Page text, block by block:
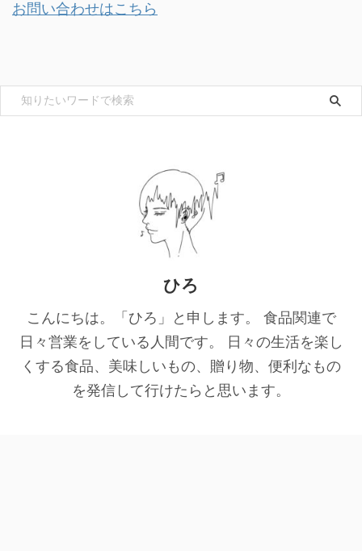
お問い合わせはこちら
ひろ
こんにちは。「ひろ」と申します。 食品関連で
日々営業をしている人間です。 日々の生活を楽し
くする食品、美味しいもの、贈り物、便利なもの
を発信して行けたらと思います。